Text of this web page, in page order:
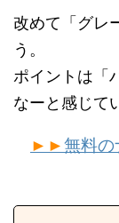
改めて「グレ
う。
ポイントは「
なーと感じて
►►無料の